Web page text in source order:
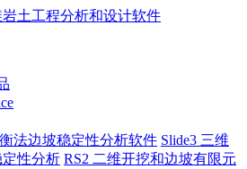
法边坡稳定性分析软件 Slide3 三维
性分析 RS2 二维开挖和边坡有限元